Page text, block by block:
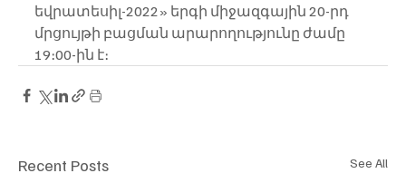
եվրատեսիլ-2022» երգի միջազգային 20-րդ
մրցույթի բացման արարողությունը ժամը
19։00-ին է։
Recent Posts See All